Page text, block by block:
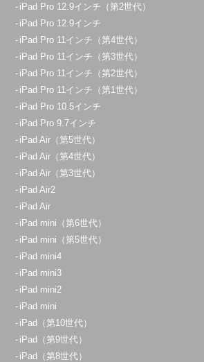
iPad Pro 12.9インチ（第2世代）
iPad Pro 12.9インチ
iPad Pro 11インチ（第4世代）
iPad Pro 11インチ（第3世代）
iPad Pro 11インチ（第2世代）
iPad Pro 11インチ（第1世代）
iPad Pro 10.5インチ
iPad Pro 9.7インチ
iPad Air（第5世代）
iPad Air（第4世代）
iPad Air（第3世代）
iPad Air2
iPad Air
iPad mini（第6世代）
iPad mini（第5世代）
iPad mini4
iPad mini3
iPad mini2
iPad mini
iPad（第10世代）
iPad（第9世代）
iPad（第8世代）